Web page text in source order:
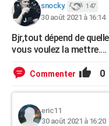
snocky. 147
30 août 2021 à 16:14
Bjr,tout dépend de
vous voulez la mettre....
Commenter 0
eric11
30 août 2021 à 16:20